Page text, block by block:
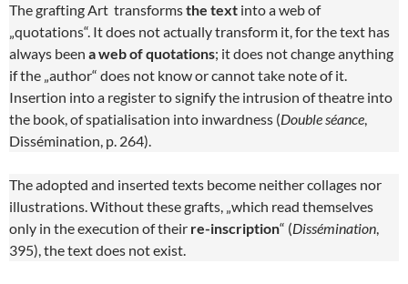
The grafting Art transformsthe text into a web of
„quotations“. It does not actually transform it, for the text has
always been a web of quotations; it does not change anything
if the „author“ does not know or cannot take note of it.
Insertion into a register to signify the intrusion of theatre into
the book, of spatialisation into inwardness (Double séance,
Dissémination, p. 264).
The adopted and inserted texts become neither collages nor
illustrations. Without these grafts, „which read themselves
only in the execution of their re-inscription“ (Dissémination,
395), the text does not exist.